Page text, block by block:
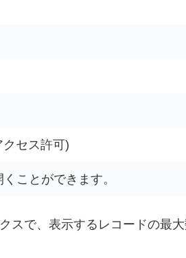
セス許可)
ことができます。
スで、表示するレコードの最